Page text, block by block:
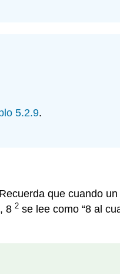
5.2.9.
que cuando
8 2 se lee como “8 al